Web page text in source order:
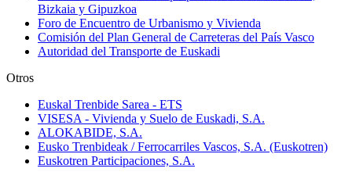
Bizkaia y Gipuzkoa
Foro de Encuentro de Urbanismo y Vivienda
Comisión del Plan General de Carreteras del País Vasco
Autoridad del Transporte de Euskadi
Otros
Euskal Trenbide Sarea - ETS
VISESA - Vivienda y Suelo de Euskadi, S.A.
ALOKABIDE, S.A.
Eusko Trenbideak / Ferrocarriles Vascos, S.A. (Euskotren)
Euskotren Participaciones, S.A.